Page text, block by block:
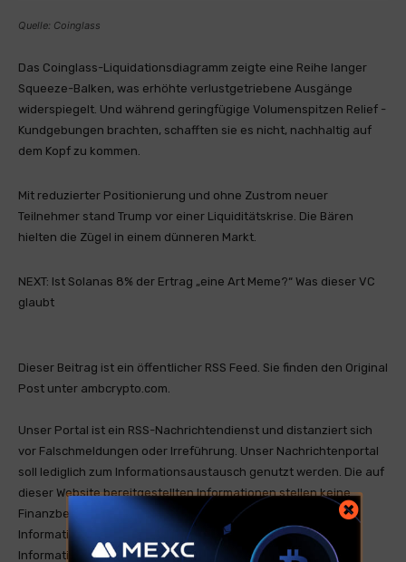
Quelle: Coinglass
Das Coinglass-Liquidationsdiagramm zeigte eine Reihe langer
Squeeze-Balken, was erhöhte verlustgetriebene Ausgänge
widerspiegelt. Und während geringfügige Volumenspitzen Relief -
Kundgebungen brachten, schafften sie es nicht, nachhaltig auf
dem Kopf zu kommen.
Mit reduzierter Positionierung und ohne Zustrom neuer
Teilnehmer stand Trump vor einer Liquiditätskrise. Die Bären
hielten die Zügel in einem dünneren Markt.
NEXT: Ist Solanas 8% der Ertrag „eine Art Meme?“ Was dieser VC
glaubt
Dieser Beitrag ist ein öffentlicher RSS Feed. Sie finden den Original
Post unter ambcrypto.com.
Unser Portal ist ein RSS-Nachrichtendienst und distanziert sich
vor Falschmeldungen oder Irreführung. Unser Nachrichtenportal
soll lediglich zum Informationsaustausch genutzt werden. Die auf
dieser Website bereitgestellten Informationen stellen keine
Finanzberatung dar und sind nicht als solche gedacht. Die
Informationen sind allgemeiner Natur und dienen nur zu
Informationszwecken. Wenn Sie Finanzberatung für Ihre